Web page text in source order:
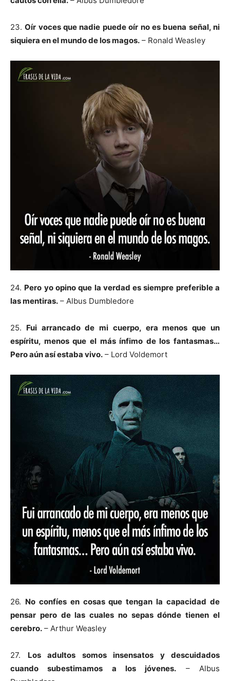
23.Oír voces que nadie puede oír no es buena señal, ni
siquiera en el mundo de los magos. – Ronald Weasley
24. Pero yo opino que la verdad es siempre preferible a
las mentiras. – Albus Dumbledore
25. Fui arrancado de mi cuerpo, era menos que un
espíritu, menos que el más ínfimo de los fantasmas…
Pero aún así estaba vivo. – Lord Voldemort
26. No confíes en cosas que tengan la capacidad de
pensar pero de las cuales no sepas dónde tienen el
cerebro. – Arthur Weasley
27. Los adultos somos insensatos y descuidados
cuando subestimamos a los jóvenes. – Albus